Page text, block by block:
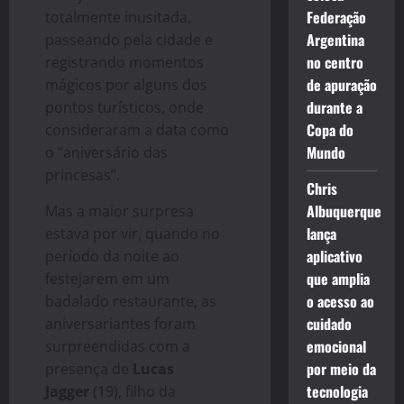
totalmente inusitada,
passeando pela cidade e
registrando momentos
mágicos por alguns dos
pontos turísticos, onde
consideraram a data como
o “aniversário das
princesas”.
Mas a maior surpresa
estava por vir, quando no
período da noite ao
festejarem em um
badalado restaurante, as
aniversariantes foram
surpreendidas com a
presença de Lucas
Jagger (19), filho da
Federação
Argentina
no centro
de apuração
durante a
Copa do
Mundo
Chris
Albuquerque
lança
aplicativo
que amplia
o acesso ao
cuidado
emocional
por meio da
tecnologia